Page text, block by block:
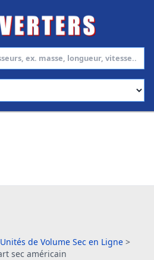
de Volume Sec en Ligne >
sec américain